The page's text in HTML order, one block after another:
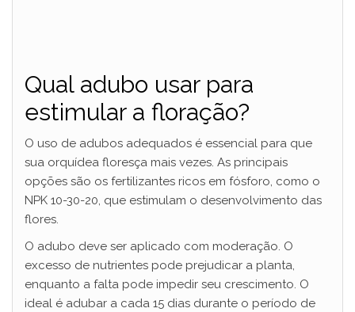
Qual adubo usar para
estimular a floração?
O uso de adubos adequados é essencial para que
sua orquídea floresça mais vezes. As principais
opções são os fertilizantes ricos em fósforo, como o
NPK 10-30-20, que estimulam o desenvolvimento das
flores.
O adubo deve ser aplicado com moderação. O
excesso de nutrientes pode prejudicar a planta,
enquanto a falta pode impedir seu crescimento. O
ideal é adubar a cada 15 dias durante o período de